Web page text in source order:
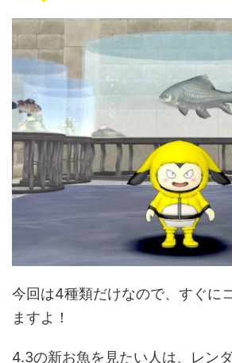
今回は4種類だけなので、すぐに
ますよ！
4.3の新お魚を見たい人は、レン